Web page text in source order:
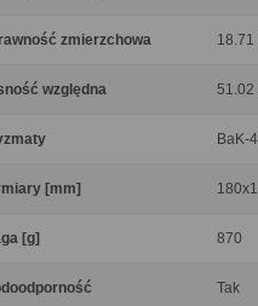
zmierzchowa 18.71
względna 51.02
BaK-
[mm]
[g] 870
Tak